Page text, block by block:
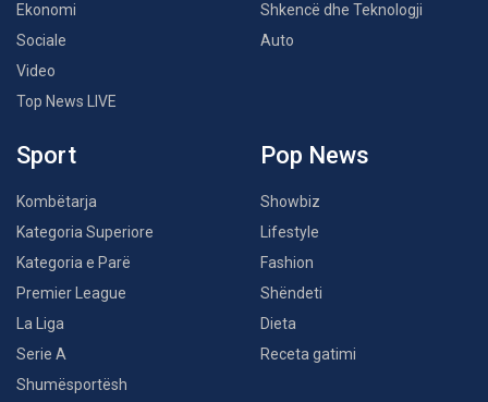
Ekonomi
Sociale
Video
Top News LIVE
Shkencë dhe Teknologji
Auto
Sport
Kombëtarja
Kategoria Superiore
Kategoria e Parë
Premier League
La Liga
Serie A
Shumësportësh
Pop News
Showbiz
Lifestyle
Fashion
Shëndeti
Dieta
Receta gatimi